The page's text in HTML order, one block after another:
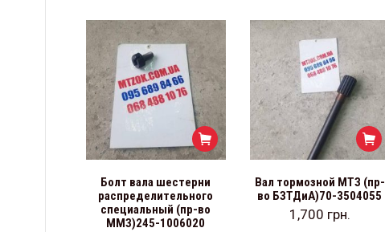
Болт вала шестерни
распределительного
специальный (пр-во
ММЗ)245-1006020
Вал тормозной МТЗ (пр-
во БЗТДиА)70-3504055
1,700 грн.